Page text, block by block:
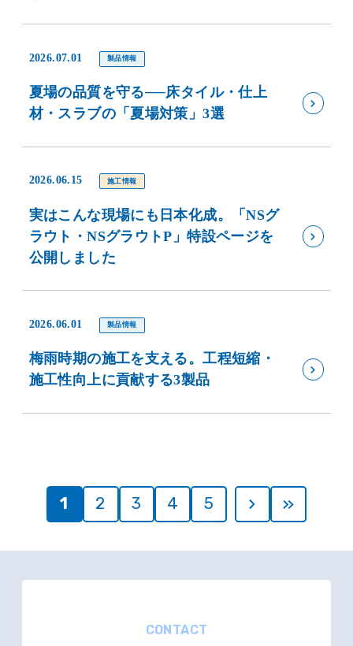
2026.07.01 製品情報
夏場の品質を守る──床タイル・仕上
材・スラブの「夏場対策」3選
2026.06.15 施工情報
実はこんな現場にも日本化成。「NSグ
ラウト・NSグラウトP」特設ページを
公開しました
2026.06.01 製品情報
梅雨時期の施工を支える。工程短縮・
施工性向上に貢献する3製品
1 2 3 4 5
CONTACT